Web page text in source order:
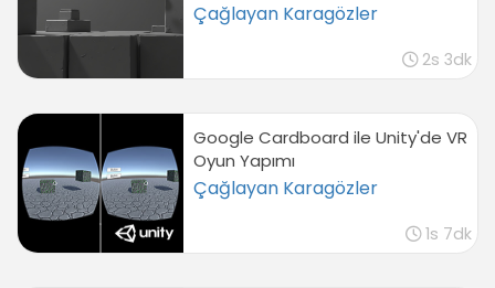
Çağlayan Karagözler
2s 3dk
Google Cardboard ile Unity'de VR
Oyun Yapımı
Çağlayan Karagözler
1s 7dk